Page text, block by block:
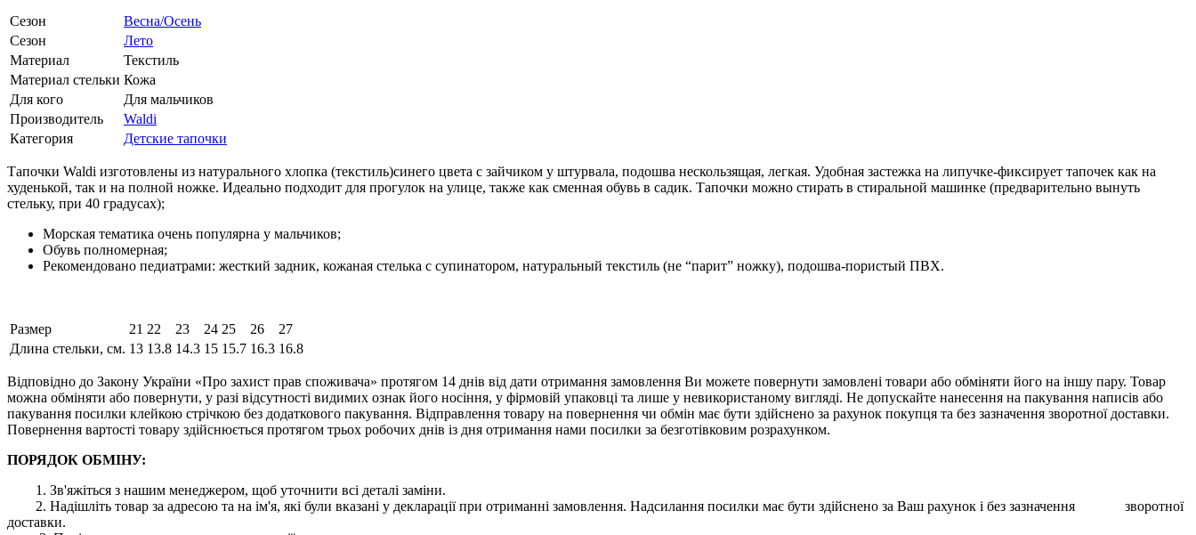
Сезон
Весна/Осень
Сезон
Лето
Материал
Текстиль
Материал стельки Кожа
Для кого
Для мальчиков
Производитель
Waldi
Категория
Детские тапочки
Тапочки Waldi изготовлены из натурального хлопка (текстиль)синего цвета с зайчиком у штурвала, подошва нескользящая, легкая. Удобная застежка на липучке-фиксирует тапочек как на
худенькой, так и на полной ножке. Идеально подходит для прогулок на улице, также как сменная обувь в садик. Тапочки можно стирать в стиральной машинке (предварительно вынуть
стельку, при 40 градусах);
Морская тематика очень популярна у мальчиков;
Обувь полномерная;
Рекомендовано педиатрами: жесткий задник, кожаная стелька с супинатором, натуральный текстиль (не “парит” ножку), подошва-пористый ПВХ.
Размер 21 22 23 24 25 26
27
Длина стельки, см. 13 13.8 14.3 15 15.7 16.3 16.8
Відповідно до Закону України «Про захист прав споживача» протягом 14 днів від дати отримання замовлення Ви можете повернути замовлені товари або обміняти його на іншу пару. Товар
можна обміняти або повернути, у разі відсутності видимих ​​ознак його носіння, у фірмовій упаковці та лише у невикористаному вигляді. Не допускайте нанесення на пакування написів або
пакування посилки клейкою стрічкою без додаткового пакування. Відправлення товару на повернення чи обмін має бути здійснено за рахунок покупця та без зазначення зворотної доставки.
Повернення вартості товару здійснюється протягом трьох робочих днів із дня отримання нами посилки за безготівковим розрахунком.
ПОРЯДОК ОБМІНУ:
1. Зв'яжіться з нашим менеджером, щоб уточнити всі деталі заміни.
2. Надішліть товар за адресою та на ім'я, які були вказані у декларації при отриманні замовлення. Надсилання посилки має бути здійснено за Ваш рахунок і без зазначення зворотної
доставки.